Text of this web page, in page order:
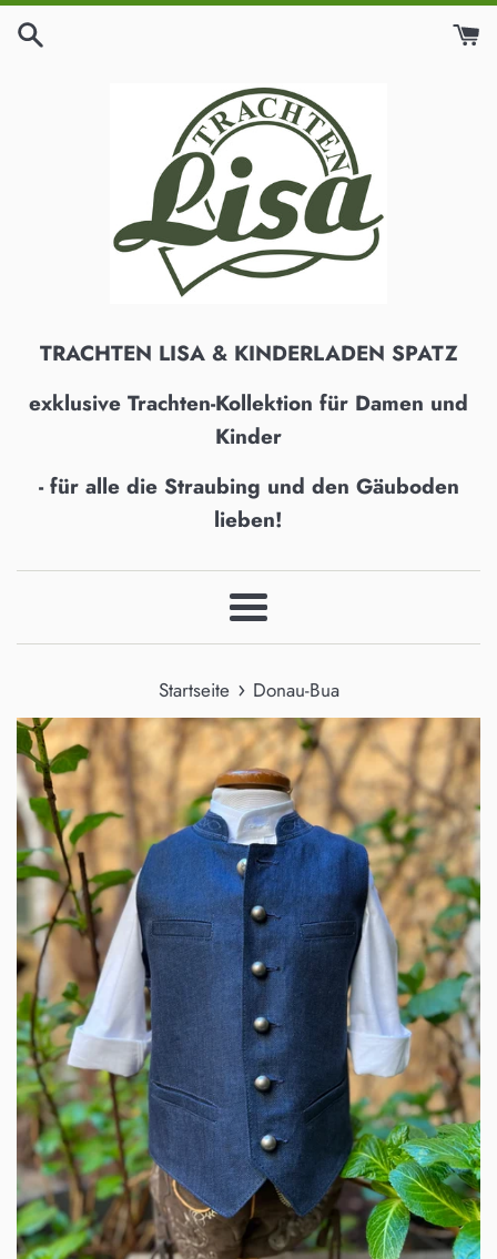
Direkt
zum
TRACHTEN LISA & KINDERLADEN SPATZ
exklusive Trachten-Kollektion für Damen und
Kinder
- für alle die Straubing und den Gäuboden
lieben!
Menü
Startseite › Donau-Bua